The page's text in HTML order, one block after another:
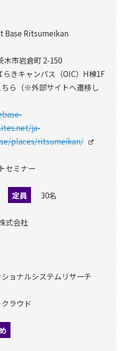
Ritsumeikan
木市岩倉町 2-150
きキャンパス（OIC）H棟1F
ら（※外部サイトへ遷移し
ja-
places/ritsumeikan/
セミナー
定員 30名
式会社
ョナルシステムリサーチ
ラウド